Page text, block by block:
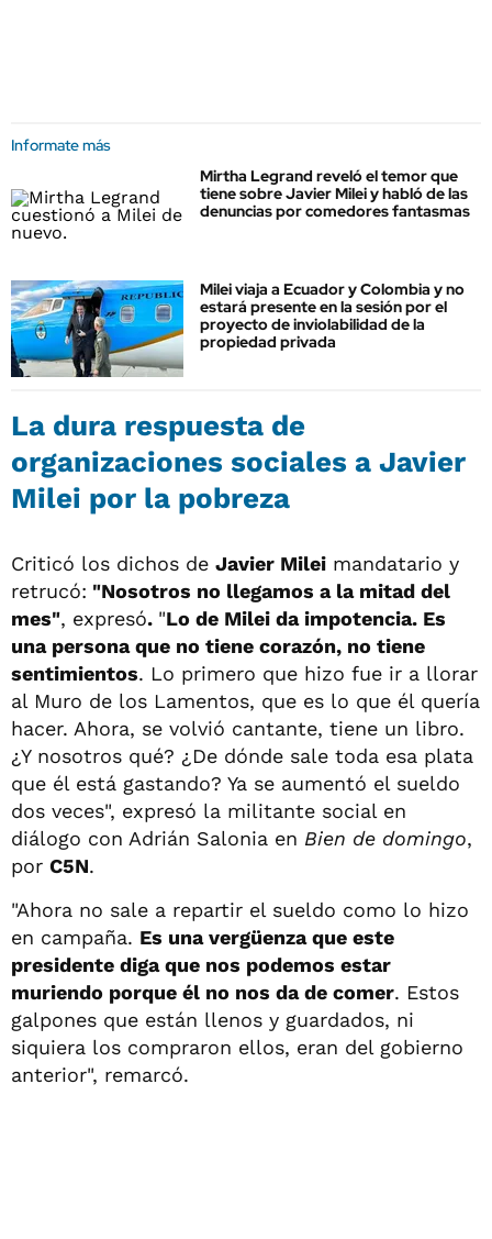
Informate más
Mirtha Legrand reveló el temor que
tiene sobre Javier Milei y habló de las
denuncias por comedores fantasmas
Milei viaja a Ecuador y Colombia y no
estará presente en la sesión por el
proyecto de inviolabilidad de la
propiedad privada
La dura respuesta de
organizaciones sociales a Javier
Milei por la pobreza
Criticó los dichos de Javier Milei mandatario y
retrucó: "Nosotros no llegamos a la mitad del
mes", expresó. "Lo de Milei da impotencia. Es
una persona que no tiene corazón, no tiene
sentimientos. Lo primero que hizo fue ir a llorar
al Muro de los Lamentos, que es lo que él quería
hacer. Ahora, se volvió cantante, tiene un libro.
¿Y nosotros qué? ¿De dónde sale toda esa plata
que él está gastando? Ya se aumentó el sueldo
dos veces", expresó la militante social en
diálogo con Adrián Salonia en Bien de domingo,
por C5N.
"Ahora no sale a repartir el sueldo como lo hizo
en campaña. Es una vergüenza que este
presidente diga que nos podemos estar
muriendo porque él no nos da de comer. Estos
galpones que están llenos y guardados, ni
siquiera los compraron ellos, eran del gobierno
anterior", remarcó.